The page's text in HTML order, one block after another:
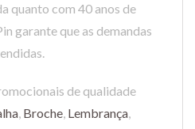
quanto com 40 anos de
garante que as demandas
de qualidade
, Broche, Lembrança,